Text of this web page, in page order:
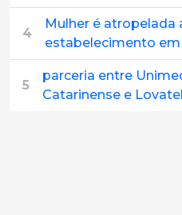
4
Mulher é atropelada
estabelecimento em
5
parceria entre
Catarinense e